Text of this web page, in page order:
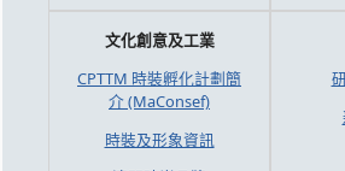
文化創意及工業
CPTTM 時裝孵化計劃簡
介 (MaConsef)
時裝及形象資訊